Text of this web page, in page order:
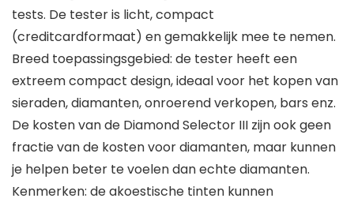
tests. De tester is licht, compact
(creditcardformaat) en gemakkelijk mee te nemen.
Breed toepassingsgebied: de tester heeft een
extreem compact design, ideaal voor het kopen van
sieraden, diamanten, onroerend verkopen, bars enz.
De kosten van de Diamond Selector III zijn ook geen
fractie van de kosten voor diamanten, maar kunnen
je helpen beter te voelen dan echte diamanten.
Kenmerken: de akoestische tinten kunnen